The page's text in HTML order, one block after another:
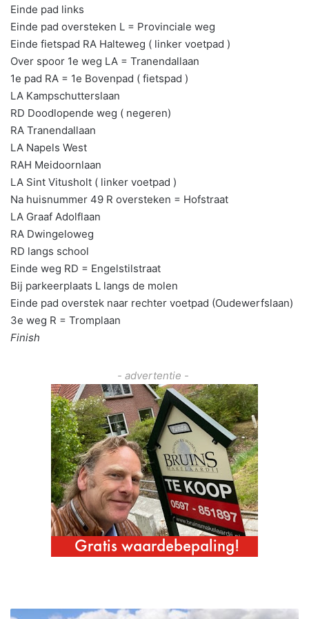
Einde pad links
Einde pad oversteken L = Provinciale weg
Einde fietspad RA Halteweg ( linker voetpad )
Over spoor 1e weg LA = Tranendallaan
1e pad RA = 1e Bovenpad ( fietspad )
LA Kampschutterslaan
RD Doodlopende weg ( negeren)
RA Tranendallaan
LA Napels West
RAH Meidoornlaan
LA Sint Vitusholt ( linker voetpad )
Na huisnummer 49 R oversteken = Hofstraat
LA Graaf Adolflaan
RA Dwingeloweg
RD langs school
Einde weg RD = Engelstilstraat
Bij parkeerplaats L langs de molen
Einde pad overstek naar rechter voetpad (Oudewerfslaan)
3e weg R = Tromplaan
Finish
- advertentie -
B